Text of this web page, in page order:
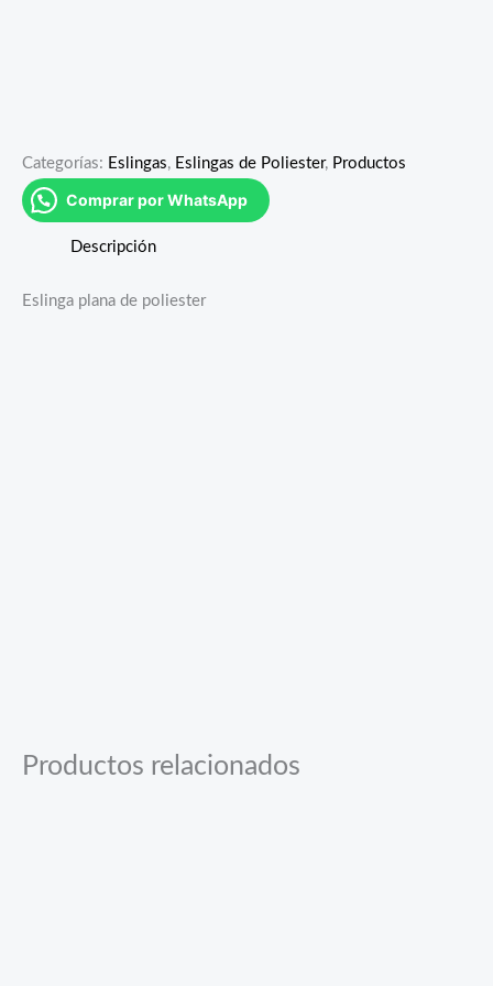
Categorías: Eslingas, Eslingas de Poliester, Productos
Comprar por WhatsApp
Descripción
Eslinga plana de poliester
Productos relacionados